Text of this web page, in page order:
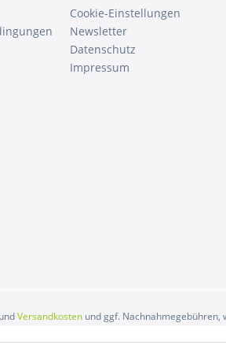
Cookie-Einstellungen
Newsletter
Datenschutz
Impressum
Versandkosten und ggf.